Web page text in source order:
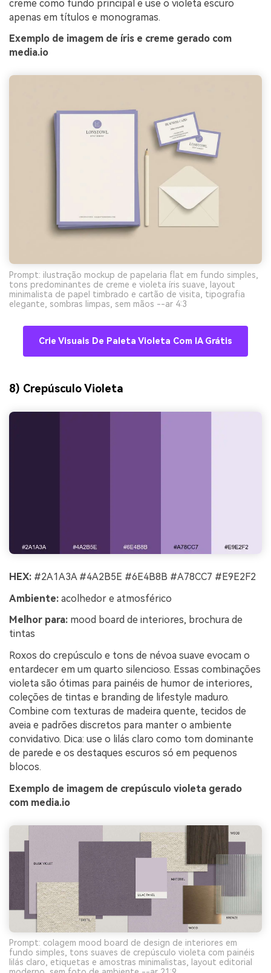
creme como fundo principal e use o violeta escuro
apenas em títulos e monogramas.
Exemplo de imagem de íris e creme gerado com
media.io
Prompt: ilustração mockup de papelaria flat em fundo simples,
tons predominantes de creme e violeta íris suave, layout
minimalista de papel timbrado e cartão de visita, tipografia
elegante, sombras limpas, sem mãos --ar 4:3
Crie Visuais De Paleta Violeta Com IA Grátis
8) Crepúsculo Violeta
HEX: #2A1A3A #4A2B5E #6E4B8B #A78CC7 #E9E2F2
Ambiente: acolhedor e atmosférico
Melhor para: mood board de interiores, brochura de
tintas
Roxos do crepúsculo e tons de névoa suave evocam o
entardecer em um quarto silencioso. Essas combinações
violeta são ótimas para painéis de humor de interiores,
coleções de tintas e branding de lifestyle maduro.
Combine com texturas de madeira quente, tecidos de
aveia e padrões discretos para manter o ambiente
convidativo. Dica: use o lilás claro como tom dominante
de parede e os destaques escuros só em pequenos
blocos.
Exemplo de imagem de crepúsculo violeta gerado
com media.io
Prompt: colagem mood board de design de interiores em
fundo simples, tons suaves de crepúsculo violeta com painéis
lilás claro, etiquetas e amostras minimalistas, layout editorial